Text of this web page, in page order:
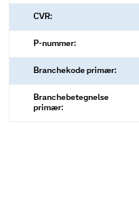
CVR:
P-nummer:
Branchekode primær:
Branchebetegnelse
primær: